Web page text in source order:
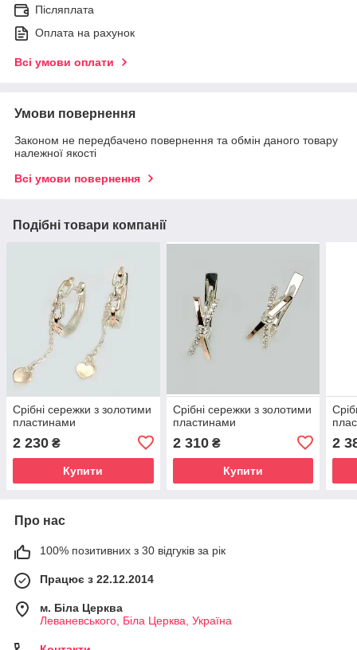
Післяплата
Оплата на рахунок
Всі умови оплати
Умови повернення
Законом не передбачено повернення та обмін даного товару
належної якості
Всі умови повернення
Подібні товари компанії
Срібні сережки з золотими
пластинами
2 230 ₴
Купити
Срібні сережки з золотими
пластинами
2 310₴
Купити
2
Про нас
100% позитивних з 30 відгуків за рік
Працює з 22.12.2014
м. Біла Церква
Леваневського, Біла Церква, Україна